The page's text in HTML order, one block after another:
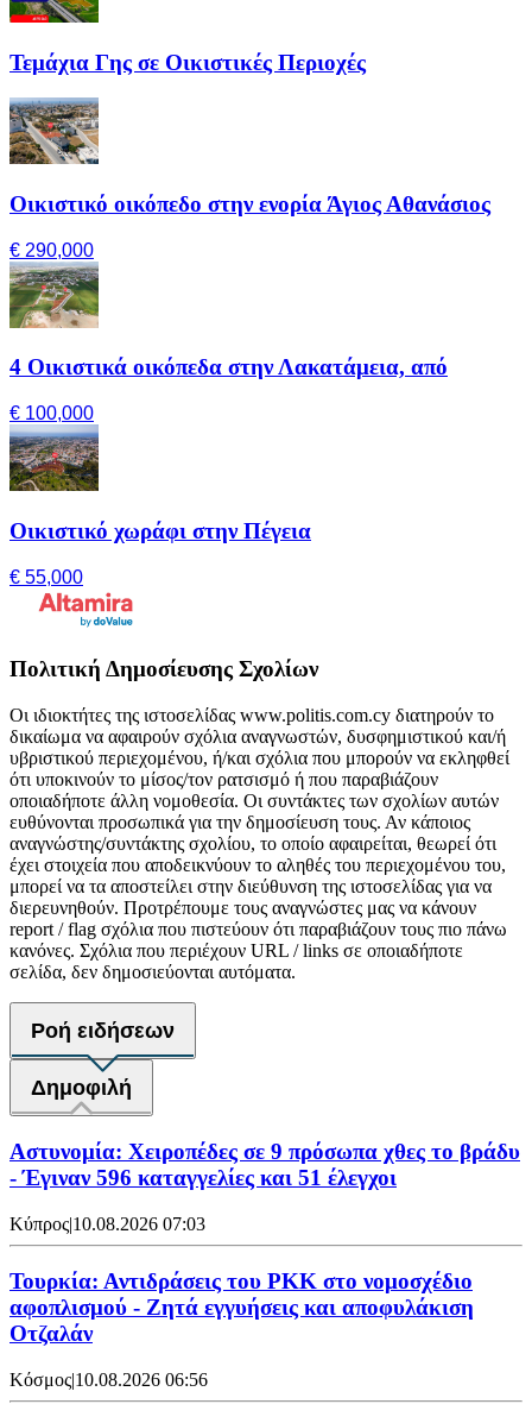
Τεμάχια Γης σε Οικιστικές Περιοχές
Οικιστικό οικόπεδο στην ενορία Άγιος Αθανάσιος
€ 290,000
4 Οικιστικά οικόπεδα στην Λακατάμεια, από
€ 100,000
Οικιστικό χωράφι στην Πέγεια
€ 55,000
Πολιτική Δημοσίευσης Σχολίων
Οι ιδιοκτήτες της ιστοσελίδας www.politis.com.cy διατηρούν το
δικαίωμα να αφαιρούν σχόλια αναγνωστών, δυσφημιστικού και/ή
υβριστικού περιεχομένου, ή/και σχόλια που μπορούν να εκληφθεί
ότι υποκινούν το μίσος/τον ρατσισμό ή που παραβιάζουν
οποιαδήποτε άλλη νομοθεσία. Οι συντάκτες των σχολίων αυτών
ευθύνονται προσωπικά για την δημοσίευση τους. Αν κάποιος
αναγνώστης/συντάκτης σχολίου, το οποίο αφαιρείται, θεωρεί ότι
έχει στοιχεία που αποδεικνύουν το αληθές του περιεχομένου του,
μπορεί να τα αποστείλει στην διεύθυνση της ιστοσελίδας για να
διερευνηθούν. Προτρέπουμε τους αναγνώστες μας να κάνουν
report / flag σχόλια που πιστεύουν ότι παραβιάζουν τους πιο πάνω
κανόνες. Σχόλια που περιέχουν URL / links σε οποιαδήποτε
σελίδα, δεν δημοσιεύονται αυτόματα.
Ροή ειδήσεων
Δημοφιλή
Αστυνομία: Χειροπέδες σε 9 πρόσωπα χθες το βράδυ
- Έγιναν 596 καταγγελίες και 51 έλεγχοι
Κύπρος|10.08.2026 07:03
Τουρκία: Αντιδράσεις του PKK στο νομοσχέδιο
αφοπλισμού - Ζητά εγγυήσεις και αποφυλάκιση
Οτζαλάν
Κόσμος|10.08.2026 06:56